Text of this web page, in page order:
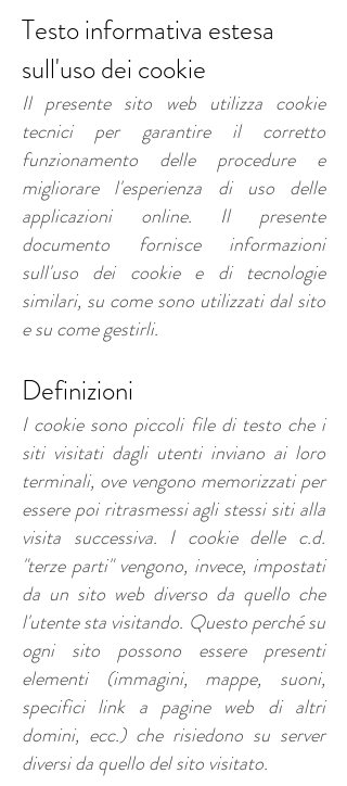
Testo informativa estesa
sull'uso dei cookie
Il presente sito web utilizza cookie
tecnici per garantire il corretto
funzionamento delle procedure e
migliorare l'esperienza di uso delle
applicazioni online. Il presente
documento fornisce informazioni
sull'uso dei cookie e di tecnologie
similari, su come sono utilizzati dal sito
e su come gestirli.
Definizioni
I cookie sono piccoli file di testo che i
siti visitati dagli utenti inviano ai loro
terminali, ove vengono memorizzati per
essere poi ritrasmessi agli stessi siti alla
visita successiva. I cookie delle c.d.
"terze parti" vengono, invece, impostati
da un sito web diverso da quello che
l'utente sta visitando. Questo perché su
ogni sito possono essere presenti
elementi (immagini, mappe, suoni,
specifici link a pagine web di altri
domini, ecc.) che risiedono su server
diversi da quello del sito visitato.